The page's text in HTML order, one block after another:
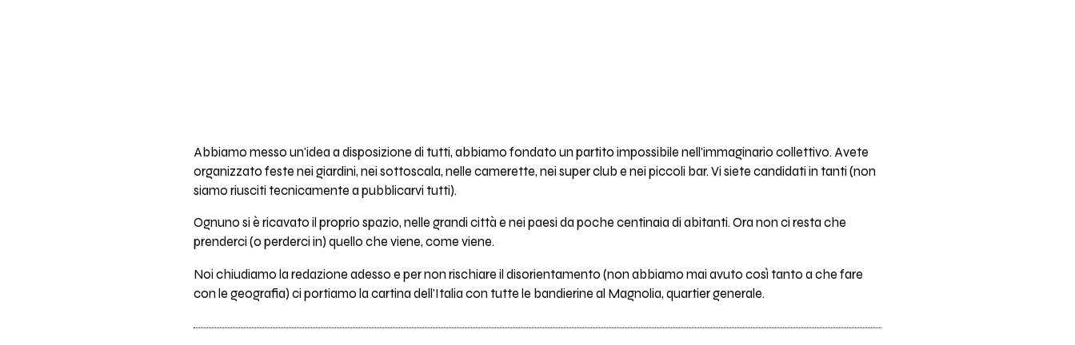
Abbiamo messo un'idea a disposizione di tutti, abbiamo fondato un partito impossibile nell'immaginario collettivo. Avete
organizzato feste nei giardini, nei sottoscala, nelle camerette, nei super club e nei piccoli bar. Vi siete candidati in tanti (non
siamo riusciti tecnicamente a pubblicarvi tutti).
Ognuno si è ricavato il proprio spazio, nelle grandi città e nei paesi da poche centinaia di abitanti. Ora non ci resta che
prenderci (o perderci in) quello che viene, come viene.
Noi chiudiamo la redazione adesso e per non rischiare il disorientamento (non abbiamo mai avuto così tanto a che fare
con le geografia) ci portiamo la cartina dell'Italia con tutte le bandierine al Magnolia, quartier generale.